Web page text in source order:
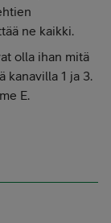
ne kaikki.
olla ihan mitä
kanavilla 1 ja 3.
E.